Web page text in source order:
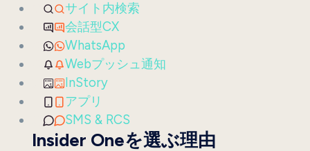
サイト内検索
会話型CX
WhatsApp
Webプッシュ通知
InStory
アプリ
SMS & RCS
Insider Oneを選ぶ理由